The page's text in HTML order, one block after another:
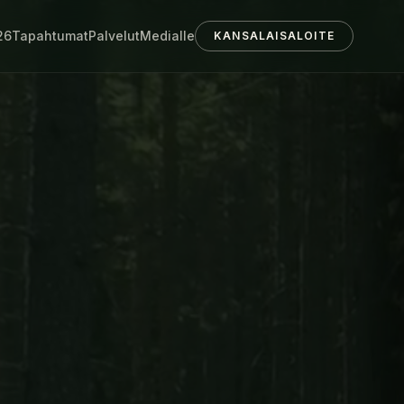
TapahtumatPalvelutMedialle KANSALAISALOITE